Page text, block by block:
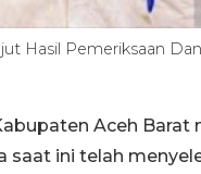
Hasil Pemeriksaan
Aceh Barat
saat ini telah